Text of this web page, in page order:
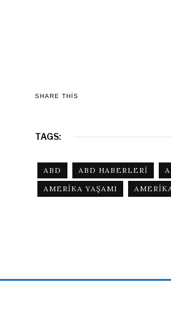
SHARE THIS
TAGS:
ABD ABD HABERLERI
AMERIKA YAŞAMI